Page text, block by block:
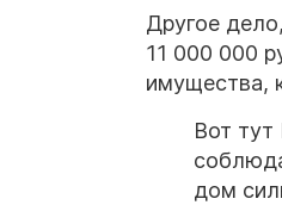
Другое
11 000 000
имущества,
Вот тут
дом